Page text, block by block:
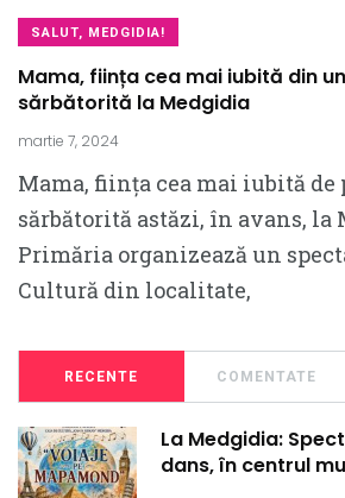
SALUT, MEDGIDIA!
Mama, ființa cea mai iubită din
sărbătorită la Medgidia
martie 7, 2024
Mama, ființa cea mai iubită de
sărbătorită astăzi, în avans, la
Primăria organizează un
Cultură din localitate,
RECENTE COMENTATE
La Medgidia:
dans, în centrul